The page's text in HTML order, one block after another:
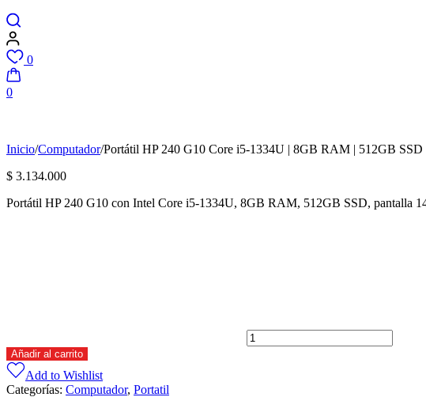
0
0
Inicio/Computador/Portátil HP 240 G10 Core i5-1334U | 8GB RAM | 512GB SSD
$ 3.134.000
Portátil HP 240 G10 con Intel Core i5-1334U, 8GB RAM, 512GB SSD, pantalla
|
8GB
Añadir al carrito
Add to Wishlist
Categorías: Computador, Portatil